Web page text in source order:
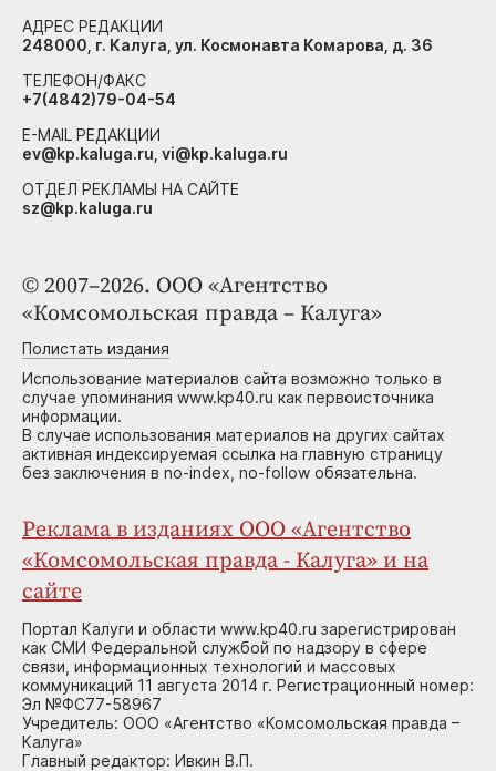
© 2007–2026. ООО «Агентство
«Комсомольская правда – Калуга»
Полистать издания
Использование материалов сайта возможно только в
случае упоминания www.kp40.ru как первоисточника
информации.
В случае использования материалов на других сайтах
активная индексируемая ссылка на главную страницу
без заключения в no-index, no-follow обязательна.
Реклама в изданиях ООО «Агентство
«Комсомольская правда - Калуга» и на
сайте
Портал Калуги и области www.kp40.ru зарегистрирован
как СМИ Федеральной службой по надзору в сфере
связи, информационных технологий и массовых
коммуникаций 11 августа 2014 г. Регистрационный номер:
Эл №ФС77-58967
Учредитель: ООО «Агентство «Комсомольская правда –
Калуга»
Главный редактор: Ивкин В.П.
АДРЕС РЕДАКЦИИ
248000, г. Калуга, ул. Космонавта Комарова, д. 36
ТЕЛЕФОН/ФАКС
+7(4842)79-04-54
E-MAIL РЕДАКЦИИ
ev@kp.kaluga.ru, vi@kp.kaluga.ru
ОТДЕЛ РЕКЛАМЫ НА САЙТЕ
sz@kp.kaluga.ru